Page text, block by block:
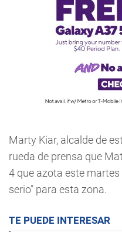
Marty Kiar, alcalde de
rueda de prensa que
4 que azota este
serio" para esta zona.
TE PUEDE INTERESAR